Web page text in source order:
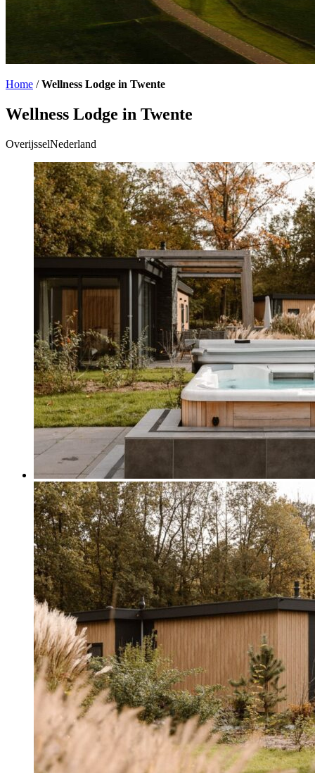
Home /Wellness Lodge in Twente
Wellness Lodge in Twente
OverijsselNederland